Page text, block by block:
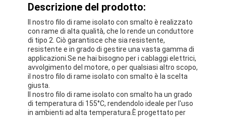
Descrizione del prodotto:
Il nostro filo di rame isolato con smalto è realizzato
con rame di alta qualità, che lo rende un conduttore
di tipo 2. Ciò garantisce che sia resistente,
resistente e in grado di gestire una vasta gamma di
applicazioni.Se ne hai bisogno per i cablaggi elettrici,
avvolgimento del motore, o per qualsiasi altro scopo,
il nostro filo di rame isolato con smalto è la scelta
giusta.
Il nostro filo di rame isolato con smalto ha un grado
di temperatura di 155°C, rendendolo ideale per l'uso
in ambienti ad alta temperatura.È progettato per